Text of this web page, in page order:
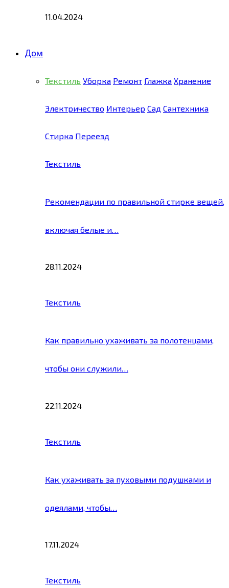
11.04.2024
Дом
Текстиль Уборка Ремонт Глажка Хранение
Электричество Интерьер Сад Сантехника
Стирка Переезд
Текстиль
Рекомендации по правильной стирке вещей,
включая белые и…
28.11.2024
Текстиль
Как правильно ухаживать за полотенцами,
чтобы они служили…
22.11.2024
Текстиль
Как ухаживать за пуховыми подушками и
одеялами, чтобы…
17.11.2024
Текстиль